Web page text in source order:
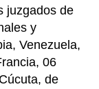
juzgados de
y
Venezuela,
06
de